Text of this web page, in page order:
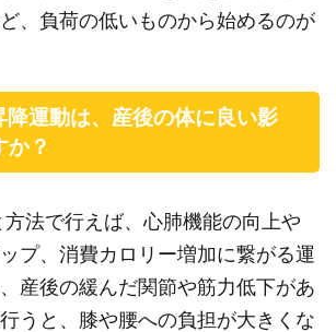
、負荷の低いものから始めるのが
降運動は、産後の体に良い影
か？
法で行えば、心肺機能の向上や
プ、消費カロリー増加に繋がる運
産後の緩んだ関節や筋力低下があ
うと、膝や腰への負担が大きくな